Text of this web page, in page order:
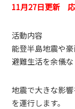
11月27日更新 応
活動内容
能登半島地震や
避難生活を余儀な
地震で大きな影
を運行します。